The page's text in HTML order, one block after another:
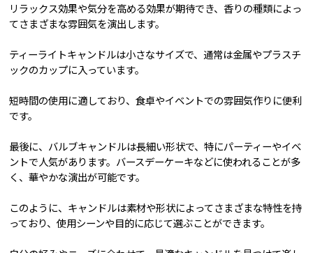
リラックス効果や気分を高める効果が期待でき、香りの種類によっ
てさまざまな雰囲気を演出します。
ティーライトキャンドルは小さなサイズで、通常は金属やプラスチ
ックのカップに入っています。
短時間の使用に適しており、食卓やイベントでの雰囲気作りに便利
です。
最後に、バルブキャンドルは長細い形状で、特にパーティーやイベ
ントで人気があります。バースデーケーキなどに使われることが多
く、華やかな演出が可能です。
このように、キャンドルは素材や形状によってさまざまな特性を持
っており、使用シーンや目的に応じて選ぶことができます。